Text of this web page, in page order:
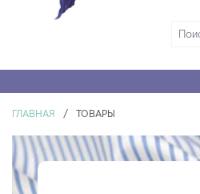
ГЛАВНАЯ / ТОВАРЫ